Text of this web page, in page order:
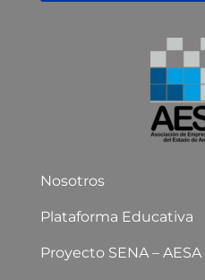
Nosotros
Plataforma Educativa
Proyecto SENA – AESA